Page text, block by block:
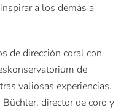
a los demás a
de dirección coral con
de
valiosas experiencias.
director de coro y